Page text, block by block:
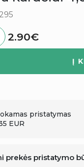
2.90€
Į
pristatymas
EUR
prekės pristatymo